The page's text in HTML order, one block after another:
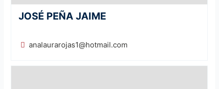
JOSÉ PEÑA JAIME
analaurarojas1@hotmail.com